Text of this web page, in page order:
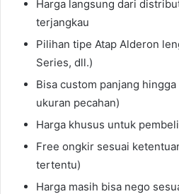
Harga langsung dari
terjangkau
Pilihan tipe Atap Alderon
Series, dll.)
Bisa custom panjang
ukuran pecahan)
Harga khusus untuk
Free ongkir sesuai
tertentu)
Harga masih bisa nego